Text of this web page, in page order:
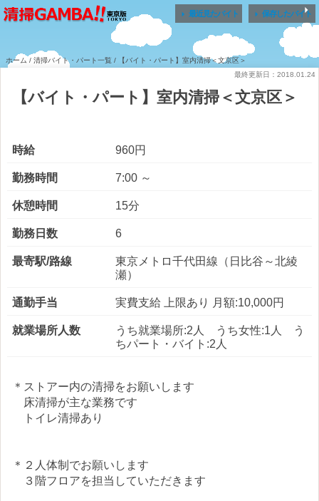
 最近見たバイト  保存したバイト
ホーム / 清掃バイト・パート一覧 / 【バイト・パート】室内清掃＜文京区＞
最終更新日：2018.01.24
【バイト・パート】室内清掃＜文京区＞
時給 960円
勤務時間 7:00 ～
休憩時間 15分
勤務日数 6
最寄駅/路線
東京メトロ千代田線（日比谷～北綾
瀬）
通勤手当 実費支給 上限あり 月額:10,000円
就業場所人数
うち就業場所:2人 うち女性:1人 う
ちパート・バイト:2人
＊ストアー内の清掃をお願いします
床清掃が主な業務です
トイレ清掃あり
＊２人体制でお願いします
３階フロアを担当していただきます